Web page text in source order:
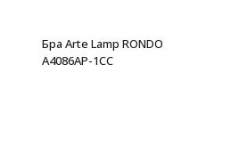
Бра Arte Lamp RONDO
A4086AP-1CC